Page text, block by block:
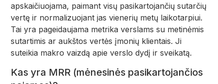
apskaičiuojama, paimant visų pasikartojančių sutarčių
vertę ir normalizuojant jas vienerių metų laikotarpiui.
Tai yra pageidaujama metrika verslams su metinėmis
sutartimis ar aukštos vertės įmonių klientais. Ji
suteikia makro vaizdą apie verslo dydį ir sveikatą.
Kas yra MRR (mėnesinės pasikartojančios